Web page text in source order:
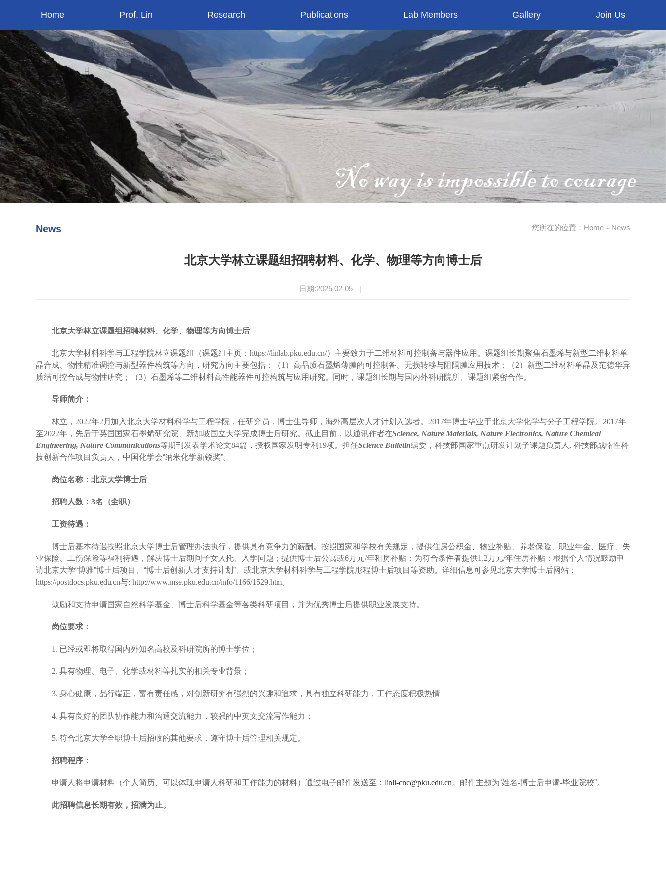
Home Prof. Lin Research Publications Lab Members Gallery Join Us
您所在的位置： Home - News
News
北京大学林立课题组招聘材料、化学、物理等方向博士后
日期:2025-02-05 |
北京大学林立课题组招聘材料、化学、物理等方向博士后
北京大学材料科学与工程学院林立课题组（课题组主页： https://linlab.pku.edu.cn/）主要致力于二维材料可控制备与器件应用 。 课题组长期聚焦石墨烯与新型二维材料单
晶合成
物性精准调控与新型器件构筑等方向 ， 研究方向主要包括： （1 ） 高品质石墨烯薄膜的可控制备、无损转移与阻隔膜应用技术； （2） 新型二维材料单晶及范德华异
质结可控合成与物性研究； （3） 石墨烯等二维材料高性能器件可控构筑与应用研究。同时，课题组长期与国内外科研院所、课题组 紧密合作。
导师简介：
林立， 2022年2 月加入北京大学材料科学与工程学院，任研究员，博士生导师，海外高层次人才计划入选者。 2017年博士毕业于北京大学化学与分子工程学院。 2017年
至2022年，先后于英国国家石墨烯研究院、 新加坡国立大学完成博士后研究。截止目前， 以通讯作者在Science, Nature Materials, Nature Electronics, Nature Chemical
Engineering, Nature Communications等期刊发表学术论文84篇， 授权国家发明专利 19项。 担任Science Bulletin编委 ， 科技部国家重点研发计划子课题负责人 , 科技部战略性科
技创新合作项目负责人，中国化学会“纳米化学新锐奖”。
岗位名称：北京大学博士后
招聘人数： 3名（全职）
工资待遇：
博士后基本待遇按照北京大学博士后管理办法执行，提供具有竞争力的薪酬。按照国家和学校有关规定，提供住房公积金、物业补贴、养老保险、职业年金、医疗、失
业保险、工伤保险等福利待遇，解决博士后期间子女入托、入学问题；提供博士后公寓或6万元/年租房补贴；为符合条件者提供1.2万元/年住房补贴；根据个人情况鼓励申
请北京大学“博雅”博士后项目、“博士后创新人才支持计划”、或北京大学材料科学与工程学院彤程博士后项目等资助。 详细信息可参见北京大学博士后网站：
https://postdocs.pku.edu.cn与; http://www.mse.pku.edu.cn/info/1166/1529.htm。
鼓励和支持申请国家自然科学基金、博士后科学基金等各类科研项目，并为优秀博士后提供职业发展支持。
岗位要求：
1. 已经或即将取得国内外知名高校及科研院所的博士学位；
2. 具有物理、电子、化学或材料等扎实的相关专业背景；
3. 身心健康，品行端正，富有责任感，对创新研究有强烈的兴趣和追求，具有独立科研能力，工作态度积极热情；
4. 具有良好的团队协作能力和沟通交流能力，较强的中英文交流写作能力；
5. 符合北京大学全职博士后招收的其他要求，遵守博士后管理相关规定。
招聘程序：
申请人将申请材料（个人简历、可以体现申请人科研和工作能力的材料）通过电子邮件发送至： linli-cnc@pku.edu.cn。邮件主题为“姓名-博士后申请-毕业院校”。
此招聘信息长期有效，招满为止。